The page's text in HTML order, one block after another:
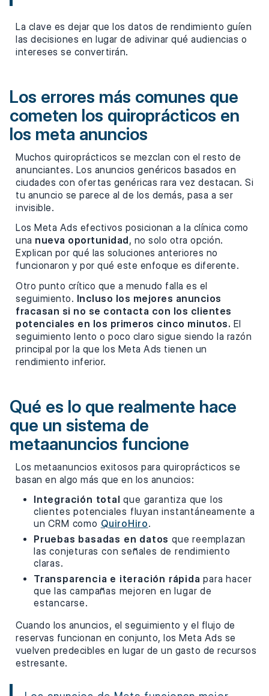
La clave es dejar que los datos de rendimiento guíen
las decisiones en lugar de adivinar qué audiencias o
intereses se convertirán.
Los errores más comunes que
cometen los quiroprácticos en
los meta anuncios
Muchos quiroprácticos se mezclan con el resto de
anunciantes. Los anuncios genéricos basados en
ciudades con ofertas genéricas rara vez destacan. Si
tu anuncio se parece al de los demás, pasa a ser
invisible.
Los Meta Ads efectivos posicionan a la clínica como
una nueva oportunidad , no solo otra opción.
Explican por qué las soluciones anteriores no
funcionaron y por qué este enfoque es diferente.
Otro punto crítico que a menudo falla es el
seguimiento. Incluso los mejores anuncios
fracasan si no se contacta con los clientes
potenciales en los primeros cinco minutos. El
seguimiento lento o poco claro sigue siendo la razón
principal por la que los Meta Ads tienen un
rendimiento inferior.
Qué es lo que realmente hace
que un sistema de
metaanuncios funcione
Los metaanuncios exitosos para quiroprácticos se
basan en algo más que en los anuncios:
Integración total que garantiza que los
clientes potenciales fluyan instantáneamente a
un CRM como QuiroHiro.
Pruebas basadas en datos que reemplazan
las conjeturas con señales de rendimiento
claras.
Transparencia e iteración rápida para hacer
que las campañas mejoren en lugar de
estancarse.
Cuando los anuncios, el seguimiento y el flujo de
reservas funcionan en conjunto, los Meta Ads se
vuelven predecibles en lugar de un gasto de recursos
estresante.